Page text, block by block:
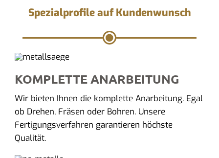
Spezialprofile auf Kundenwunsch
KOMPLETTE ANARBEITUNG
Wir bieten Ihnen die komplette Anarbeitung. Egal
ob Drehen, Fräsen oder Bohren. Unsere
Fertigungsverfahren garantieren höchste
Qualität.